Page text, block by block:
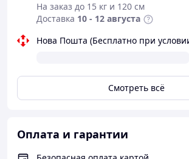
4. Снижение веса за счет ускорения
5. Уменьшение растяжек, устранение
6. Повышение упругости кожи*
период и во время реабилитации
8. Профилактика птоза (опущения
дольше, тем лучше. *
Уменьшение объемов происходит при
На заказ до 15 кг и 120 см
Доставка 10 - 12 августа
Нова Пошта (Бесплатно при
Смотреть всё
Оплата и гарантии